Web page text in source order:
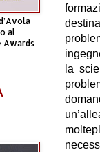
la
al
Awards